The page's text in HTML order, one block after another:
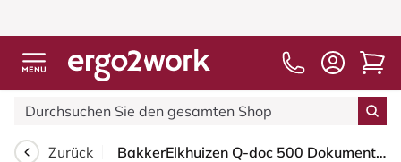
Zurück BakkerElkhuizen Q-doc 500 Dokumentenhalter